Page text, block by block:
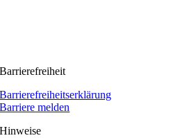
Barrierefreiheit
Barrierefreiheitserklärung
Barriere melden
Hinweise